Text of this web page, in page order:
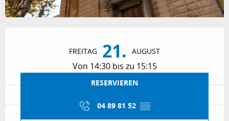
FREITAG 21. AUGUST
Von 14:30 bis zu 15:15
RESERVIEREN
04 89 81 52 ▒▒